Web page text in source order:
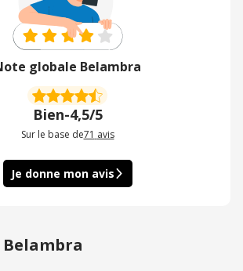
globale Belambra
Bien-4,5/5
Sur le base de71 avis
Je donne mon avis
Belambra